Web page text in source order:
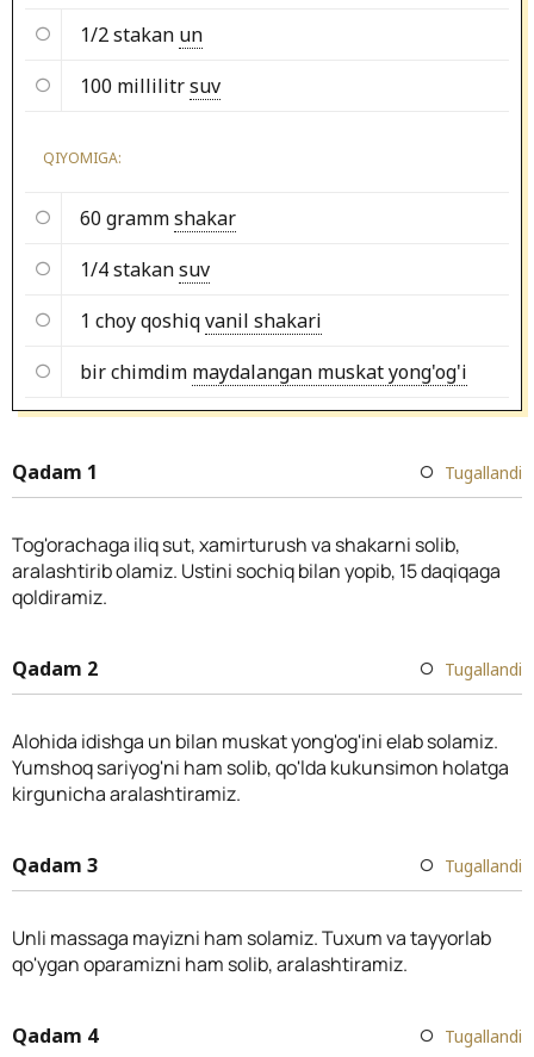
1/2 stakan un
100 millilitrsuv
QIYOMIGA:
60 grammshakar
1/4 stakansuv
1 choy qoshiqvanil shakari
bir chimdim maydalangan muskat yong'og'i
Qadam 1 Tugallandi
Tog'orachaga iliq sut, xamirturush va shakarni solib,
aralashtirib olamiz. Ustini sochiq bilan yopib, 15 daqiqaga
qoldiramiz.
Qadam 2 Tugallandi
Alohida idishga un bilan muskat yong'og'ini elab solamiz.
Yumshoq sariyog'ni ham solib, qo'lda kukunsimon holatga
kirgunicha aralashtiramiz.
Qadam 3 Tugallandi
Unli massaga mayizni ham solamiz. Tuxum va tayyorlab
qo'ygan oparamizni ham solib, aralashtiramiz.
Qadam 4 Tugallandi